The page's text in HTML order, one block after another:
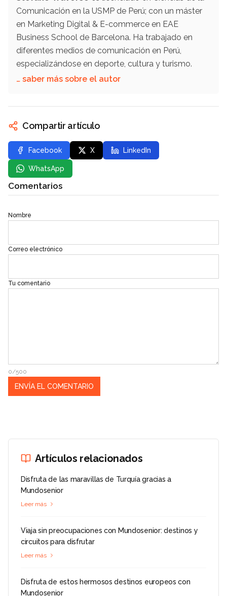
Comunicación en la USMP de Perú; con un máster
en Marketing Digital & E-commerce en EAE
Business School de Barcelona. Ha trabajado en
diferentes medios de comunicación en Perú,
especializándose en deporte, cultura y turismo.
… saber más sobre el autor
Compartir artículo
Facebook X LinkedIn
WhatsApp
Comentarios
Nombre
Correo electrónico
Tu comentario
0/500
Artículos relacionados
Disfruta de las maravillas de Turquía gracias a
Mundosenior
Leer más
Viaja sin preocupaciones con Mundosenior: destinos y
circuitos para disfrutar
Leer más
Disfruta de estos hermosos destinos europeos con
Mundosenior